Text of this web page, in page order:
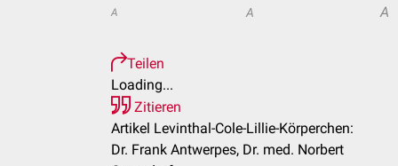
A A A
Teilen
Loading...
Zitieren
Artikel Levinthal-Cole-Lillie-Körperchen:
Dr. Frank Antwerpes, Dr. med. Norbert